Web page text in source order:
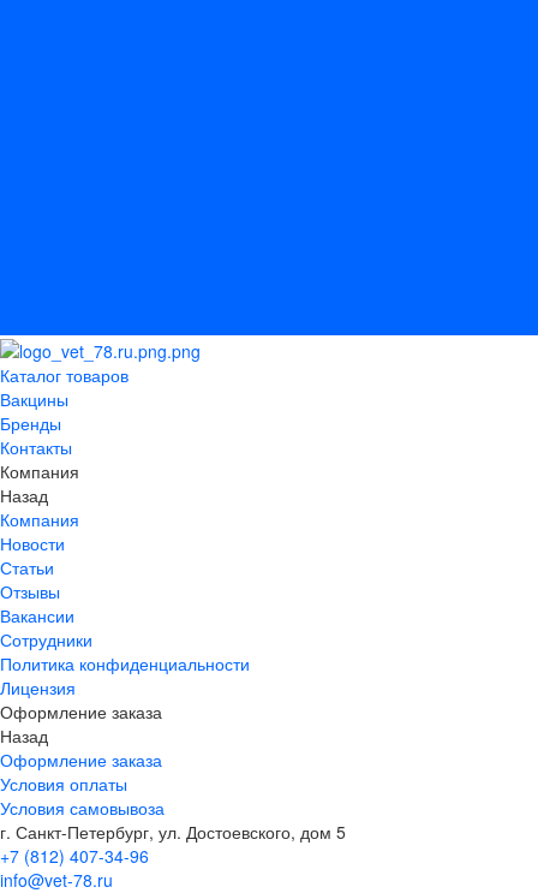
Каталог товаров
Вакцины
Бренды
Контакты
Компания
Назад
Компания
Новости
Статьи
Отзывы
Вакансии
Сотрудники
Политика конфиденциальности
Лицензия
Оформление заказа
Назад
Оформление заказа
Условия оплаты
Условия самовывоза
г. Санкт-Петербург, ул. Достоевского, дом 5
+7 (812) 407-34-96
info@vet-78.ru